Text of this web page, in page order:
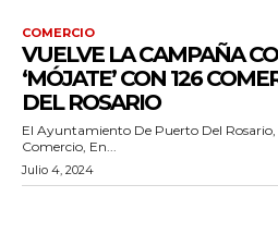
COMERCIO
VUELVE LA CAMPAÑA
‘MÓJATE’ CON 126
DEL ROSARIO
El Ayuntamiento De Puerto Del Rosario,
Comercio, En...
Julio 4, 2024